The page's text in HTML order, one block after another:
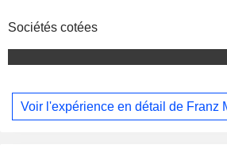
Sociétés cotées
Voir l'expérience en détail de Franz